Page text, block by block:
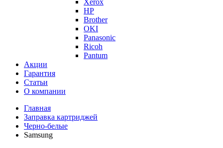
HP
Brother
OKI
Panasonic
Ricoh
Pantum
Акции
Гарантия
Статьи
О компании
Главная
Заправка картриджей
Черно-белые
Samsung